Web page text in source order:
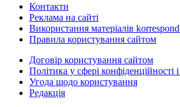
Контакти
Реклама на сайті
Використання матеріалів
Правила користування сайтом
Договір користування сайтом
Політика у сфері конфіденційності
Угода щодо користування
Редакція